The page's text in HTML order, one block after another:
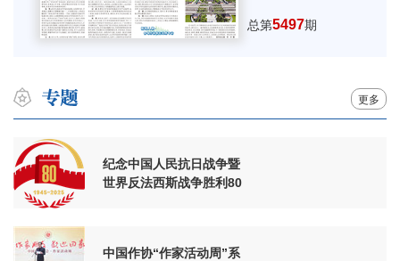
总第5497期
更多
纪念中国人民抗日战争暨
世界反法西斯战争胜利80
中国作协“作家活动周”系